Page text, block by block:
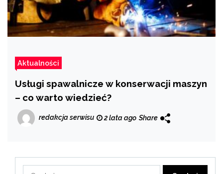
Aktualności
Usługi spawalnicze w konserwacji maszyn
– co warto wiedzieć?
redakcja serwisu 2 lata ago Share